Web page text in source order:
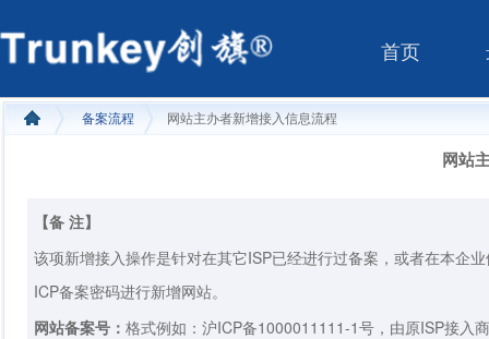
首页
备案流程 网站主办者新增接入信息流程
网站
【备 注】
该项新增接入操作是针对在其它ISP已经进行过备案，或者在本企
ICP备案密码进行新增网站。
网站备案号： 格式例如： 沪ICP备1000011111-1号 ，由原ISP接入